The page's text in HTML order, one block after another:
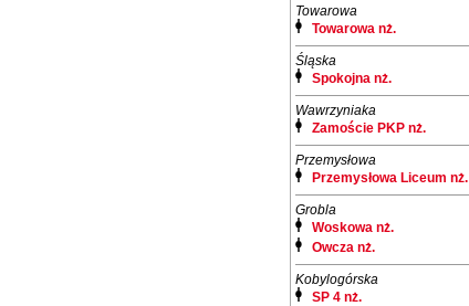
Towarowa
Towarowa nż.
Śląska
Spokojna nż.
Wawrzyniaka
Zamoście PKP nż.
Przemysłowa
Przemysłowa Liceum nż.
Grobla
Woskowa nż.
Owcza nż.
Kobylogórska
SP 4 nż.